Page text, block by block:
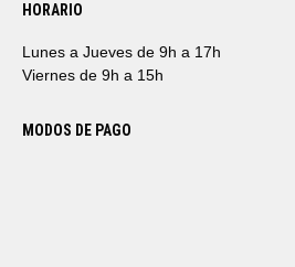
HORARIO
Lunes a Jueves de 9h a 17h
Viernes de 9h a 15h
MODOS DE PAGO